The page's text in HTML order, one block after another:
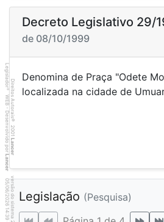
Decreto Legislativo 29/
de 08/10/1999
Denomina de Praça "Odete
localizada na cidade
Legislação (Pesquisa)
Direitos Autorais
©
2001
Lancer
Legislador
®
WEB - Desenvolvido por
Lancer
versão do sistema 2.10.20
8
3
4
:3
9
0
5
/
0
6
/
2
0
2
6